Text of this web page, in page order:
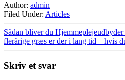
Author: admin
Filed Under: Articles
Sådan bliver du
flerårige græs er der i lang tid – hvis
Skriv et svar